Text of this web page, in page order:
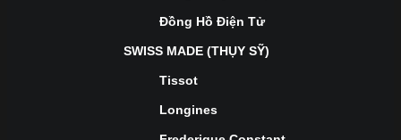
Đồng Hồ Điện Tử
SWISS MADE (THỤY SỸ)
Tissot
Longines